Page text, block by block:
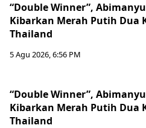
“Double Winner”,
Kibarkan Merah Putih Dua
Thailand
5 Agu 2026, 6:56 PM
“Double Winner”,
Kibarkan Merah Putih Dua
Thailand